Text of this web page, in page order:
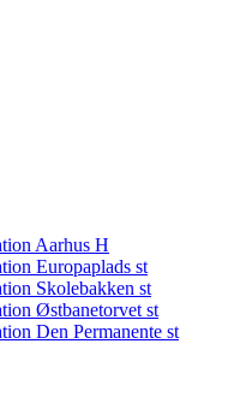
Aarhus H
Europaplads st
Skolebakken st
Østbanetorvet st
Den Permanente st